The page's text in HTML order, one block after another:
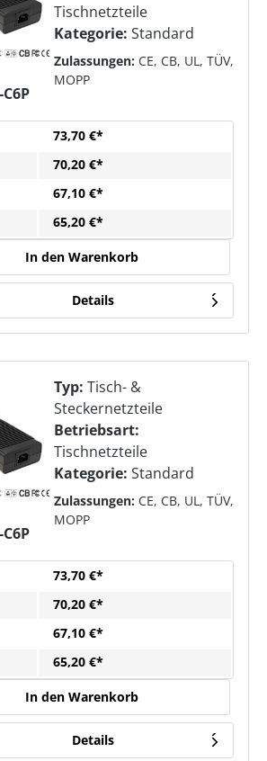
Tischnetzteile
Kategorie: Standard
Zulassungen: CE, CB, UL, TÜV,
MOPP
73,70 €*
70,20 €*
67,10 €*
65,20 €*
In den Warenkorb
Details
Typ: Tisch- &
Steckernetzteile
Betriebsart:
Tischnetzteile
Kategorie: Standard
Zulassungen: CE, CB, UL, TÜV,
MOPP
73,70 €*
70,20 €*
67,10 €*
65,20 €*
In den Warenkorb
Details